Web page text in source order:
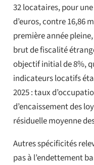
32 locataires, pour
d’euros, contre 16,86
première année
brut de fiscalité
objectif initial de 8%,
indicateurs locatifs
2025 : taux
d’encaissement des
résiduelle moyenne
Autres spécificités
pas à l’endettement